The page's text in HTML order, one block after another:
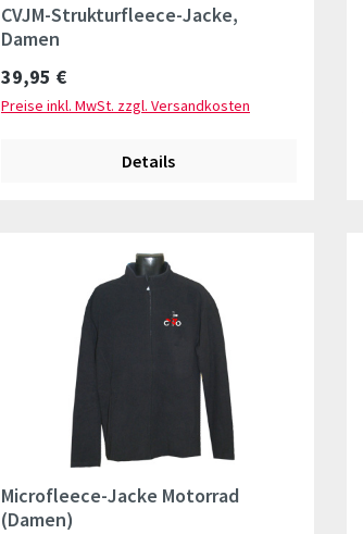
CVJM-Strukturfleece-Jacke,
Damen
Regulärer Preis:
39,95 €
Preise inkl. MwSt. zzgl. Versandkosten
Details
Microfleece-Jacke Motorrad
(Damen)